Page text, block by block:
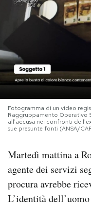
NEWSLETTER
CALENDARIO
AREA PERSONALE
Fotogramma di un video
Raggruppamento Operativo
all'accusa nei confronti
sue presunte fonti (ANSA/
Martedì mattina a
agente dei servizi
procura avrebbe
L’identità